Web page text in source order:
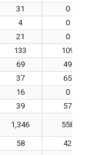
31
0
4
0
21
0
133
109
69
49
37
65
16
0
39 57
1,346 558
58
42